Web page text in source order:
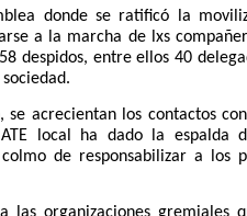
donde se ratificó la
a la marcha de lxs
despidos, entre ellos 40
acrecientan los contactos
local ha dado la espalda
de responsabilizar a los